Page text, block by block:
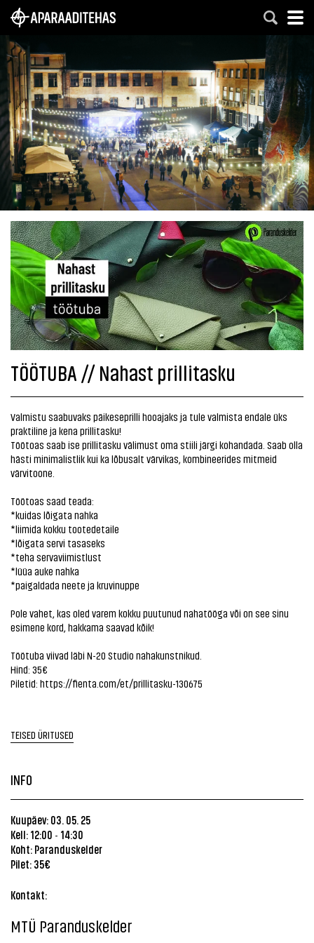
TÖÖTUBA // Nahast prillitasku
Valmistu saabuvaks päikeseprilli hooajaks ja tule valmista endale üks
praktiline ja kena prillitasku!
Töötoas saab ise prillitasku välimust oma stiili järgi kohandada. Saab olla
hästi minimalistlik kui ka lõbusalt värvikas, kombineerides mitmeid
värvitoone.
Töötoas saad teada:
*kuidas lõigata nahka
*liimida kokku tootedetaile
*lõigata servi tasaseks
*teha servaviimistlust
*lüüa auke nahka
*paigaldada neete ja kruvinuppe
Pole vahet, kas oled varem kokku puutunud nahatööga või on see sinu
esimene kord, hakkama saavad kõik!
Töötuba viivad läbi N-20 Studio nahakunstnikud.
Hind: 35€
Piletid: https://fienta.com/et/prillitasku-130675
TEISED ÜRITUSED
INFO
Kuupäev: 03. 05. 25
Kell: 12:00 - 14:30
Koht: Paranduskelder
Pilet: 35€
Kontakt:
MTÜ Paranduskelder